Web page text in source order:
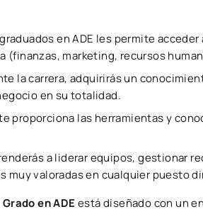
en ADE les permite
marketing, recursos
la carrera, adquirirás un
en su totalidad.
proporciona las herramientas y
a liderar equipos, gestionar
muy valoradas en cualquier puesto
en ADE está diseñado con un